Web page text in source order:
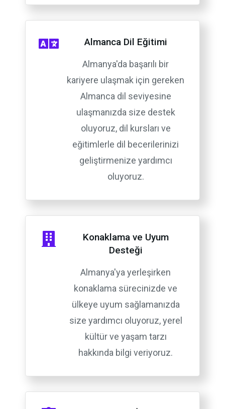
Almanca Dil Eğitimi
Almanya'da başarılı bir
kariyere ulaşmak için gereken
Almanca dil seviyesine
ulaşmanızda size destek
oluyoruz, dil kursları ve
eğitimlerle dil becerilerinizi
geliştirmenize yardımcı
oluyoruz.
Konaklama ve Uyum
Desteği
Almanya'ya yerleşirken
konaklama sürecinizde ve
ülkeye uyum sağlamanızda
size yardımcı oluyoruz, yerel
kültür ve yaşam tarzı
hakkında bilgi veriyoruz.